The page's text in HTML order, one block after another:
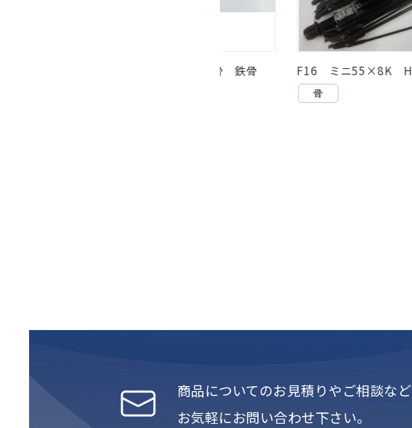
F16 ミニ55×8K HOOK黒骨
商品についてのお見積りやご相談など
お気軽にお問い合わせ下さい。